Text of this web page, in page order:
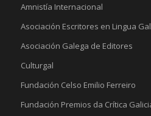
Amnistía Internacional
Asociación Escritores en Lingua
Asociación Galega de Editores
Culturgal
Fundación Celso Emilio Ferreiro
Fundación Premios da Crítica